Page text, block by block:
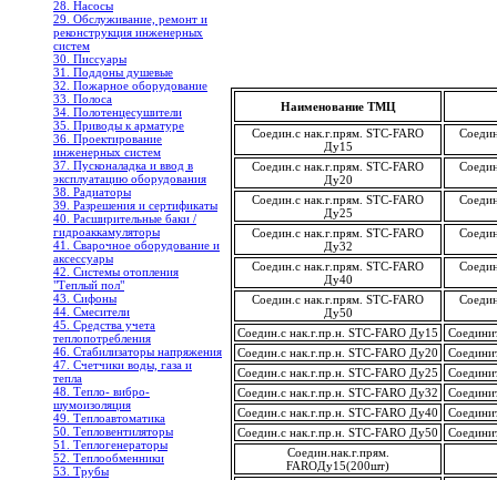
28. Насосы
29. Обслуживание, ремонт и
реконструкция инженерных
систем
30. Писсуары
31. Поддоны душевые
32. Пожарное оборудование
33. Полоса
34. Полотенцесушители
35. Приводы к арматуре
36. Проектирование
инженерных систем
37. Пусконаладка и ввод в
эксплуатацию оборудования
38. Радиаторы
39. Разрешения и сертификаты
40. Расширительные баки /
гидроаккамуляторы
41. Сварочное оборудование и
аксессуары
42. Системы отопления
"Теплый пол"
43. Сифоны
44. Смесители
45. Средства учета
теплопотребления
46. Стабилизаторы напряжения
47. Счетчики воды, газа и
тепла
48. Тепло- вибро-
шумоизоляция
49. Теплоавтоматика
50. Тепловентиляторы
51. Теплогенераторы
52. Теплообменники
53. Трубы
Наименование ТМЦ
Соедин.с нак.г.прям. STC-FARO
Ду15
Соедин.с нак.г.прям. STC-FARO
Ду20
Соедин.с нак.г.прям. STC-FARO
Ду25
Соедин.с нак.г.прям. STC-FARO
Ду32
Соедин.с нак.г.прям. STC-FARO
Ду40
Соедин.с нак.г.прям. STC-FARO
Ду50
Соедин.с нак.г.пр.н. STC-FARO Ду15
Соедин.с нак.г.пр.н. STC-FARO Ду20
Соедин.с нак.г.пр.н. STC-FARO Ду25
Соедин.с нак.г.пр.н. STC-FARO Ду32
Соедин.с нак.г.пр.н. STC-FARO Ду40
Соедин.с нак.г.пр.н. STC-FARO Ду50
Соедин.нак.г.прям.
FAROДу15(200шт)